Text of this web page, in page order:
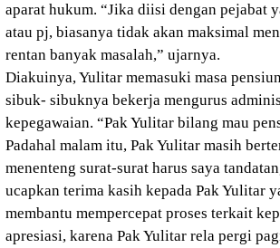
aparat hukum. “Jika diisi dengan pejabat
atau pj, biasanya tidak akan maksimal
rentan banyak masalah,” ujarnya.
Diakuinya, Yulitar memasuki masa
sibuk- sibuknya bekerja mengurus
kepegawaian. “Pak Yulitar bilang mau
Padahal malam itu, Pak Yulitar masih
menenteng surat-surat harus saya
ucapkan terima kasih kepada Pak Yulitar
membantu mempercepat proses terkait
apresiasi, karena Pak Yulitar rela pergi